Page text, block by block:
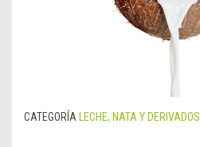
CATEGORÍA LECHE, NATA Y DERIVADOS